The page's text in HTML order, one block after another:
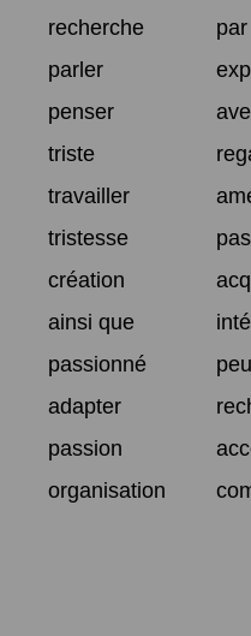
recherche
parler
penser
triste
travailler
tristesse
création
ainsi que
passionné
adapter
passion
organisation